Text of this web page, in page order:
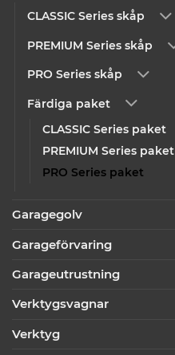
CLASSIC Series skåp
PREMIUM Series skåp
PRO Series skåp
Färdiga paket
CLASSIC Series paket
PREMIUM Series paket
PRO Series paket
Garagegolv
Garageförvaring
Garageutrustning
Verktygsvagnar
Verktyg